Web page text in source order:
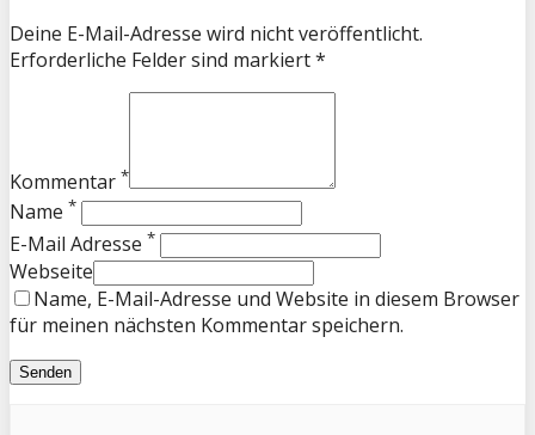
Deine E-Mail-Adresse wird nicht veröffentlicht.
Erforderliche Felder sind markiert *
Kommentar *
Name *
E-Mail Adresse *
Webseite
Name, E-Mail-Adresse und Website in diesem Browser
für meinen nächsten Kommentar speichern.